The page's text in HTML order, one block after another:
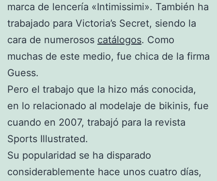
marca de lencería «Intimissimi». También ha
trabajado para Victoria’s Secret, siendo la
cara de numerosos catálogos. Como
muchas de este medio, fue chica de la firma
Guess.
Pero el trabajo que la hizo más conocida,
en lo relacionado al modelaje de bikinis, fue
cuando en 2007, trabajó para la revista
Sports Illustrated.
Su popularidad se ha disparado
considerablemente hace unos cuatro días,